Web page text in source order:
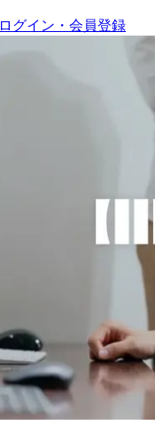
ログイン・会員登録